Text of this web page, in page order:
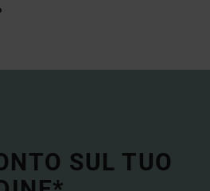
SUL TUO